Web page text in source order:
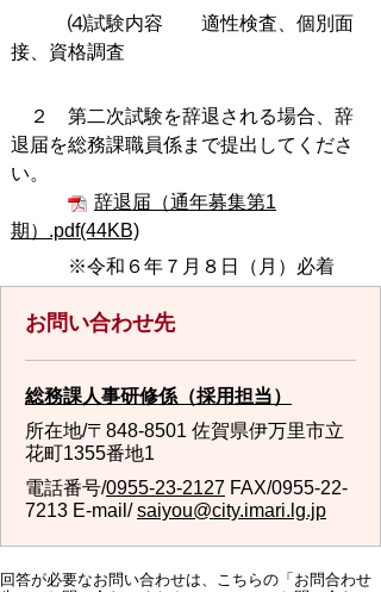
⑷試験内容 適性検査、個別面
接、資格調査
２ 第二次試験を辞退される場合、辞
退届を総務課職員係まで提出してくださ
い。
辞退届（通年募集第1
期）.pdf(44KB)
※令和６年７月８日（月）必着
お問い合わせ先
総務課人事研修係（採用担当）
所在地/〒848-8501 佐賀県伊万里市立
花町1355番地1
電話番号/0955-23-2127 FAX/0955-22-
7213 E-mail/saiyou@city.imari.lg.jp
回答が必要なお問い合わせは、こちらの「お問合わせ